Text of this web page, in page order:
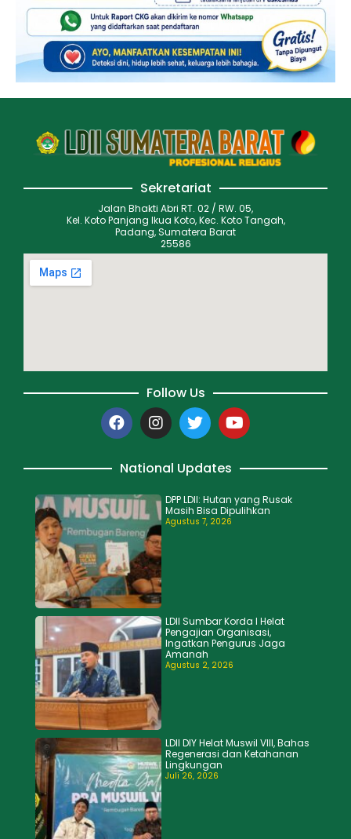
Sekretariat
Jalan Bhakti Abri RT. 02 / RW. 05,
Kel. Koto Panjang Ikua Koto, Kec. Koto Tangah,
Padang, Sumatera Barat
25586
Follow Us
National Updates
DPP LDII: Hutan yang Rusak
Masih Bisa Dipulihkan
Agustus 7, 2026
LDII Sumbar Korda I Helat
Pengajian Organisasi,
Ingatkan Pengurus Jaga
Amanah
Agustus 2, 2026
LDII DIY Helat Muswil VIII, Bahas
Regenerasi dan Ketahanan
Lingkungan
Juli 26, 2026